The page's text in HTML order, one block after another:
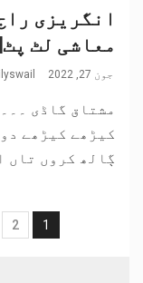
انگریزی
معاشی لٹ
جون 27, 2022
مشتاق گاڈی
کیڑھے کیڑھے
ڳالھ کروں تاں
1
2